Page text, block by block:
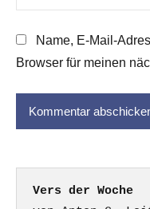
Name, E-Mail-
Browser für meinen
Vers der Woche